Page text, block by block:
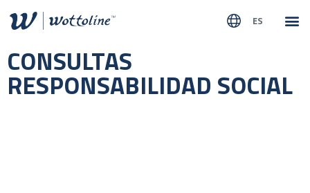
ES
CONSULTAS
RESPONSABILIDAD SOCIAL